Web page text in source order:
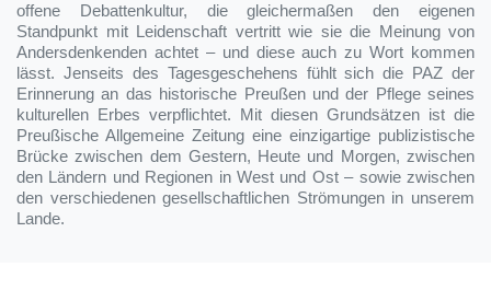
offene Debattenkultur, die gleichermaßen den eigenen
Standpunkt mit Leidenschaft vertritt wie sie die Meinung von
Andersdenkenden achtet – und diese auch zu Wort kommen
lässt. Jenseits des Tagesgeschehens fühlt sich die PAZ der
Erinnerung an das historische Preußen und der Pflege seines
kulturellen Erbes verpflichtet. Mit diesen Grundsätzen ist die
Preußische Allgemeine Zeitung eine einzigartige publizistische
Brücke zwischen dem Gestern, Heute und Morgen, zwischen
den Ländern und Regionen in West und Ost – sowie zwischen
den verschiedenen gesellschaftlichen Strömungen in unserem
Lande.